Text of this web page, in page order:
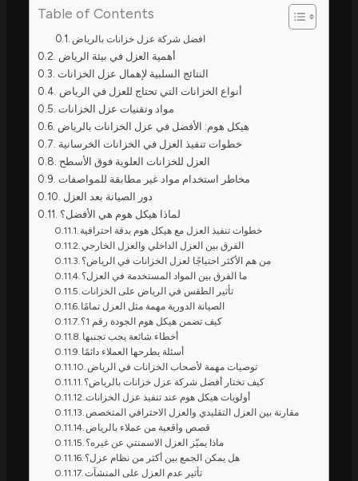
Table of Contents
افضل شركة عزل خزانات بالرياض
أهمية العزل في بيئة الرياض
النتائج السلبية لإهمال عزل الخزانات
أنواع الخزانات التي تحتاج للعزل في الرياض
مواد وتقنيات عزل الخزانات
هيكل هوم: الأفضل في عزل الخزانات بالرياض
خطوات تنفيذ العزل في الخزانات الخرسانية
العزل للخزانات العلوية فوق الأسطح
مخاطر استخدام مواد غير مطابقة للمواصفات
دور الصيانة بعد العزل
لماذا هيكل هوم هي الأفضل؟
خطوات تنفيذ العزل مع هيكل هوم بدقة احترافية
الفرق بين العزل الداخلي والعزل الخارجي
من هم الأكثر احتياجًا لعزل الخزانات في الرياض؟
ما الفرق بين المواد المستخدمة في العزل؟
تأثير الطقس في الرياض على الخزانات
الصيانة الدورية مهمة مثل العزل تمامًا
كيف تضمن هيكل هوم الجودة رقم 1؟
أخطاء شائعة يجب تجنبها
أسئلة يطرحها العملاء دائمًا
توصيات مهمة لأصحاب الخزانات في الرياض
كيف تختار أفضل شركة عزل خزانات بالرياض؟
أولويات هيكل هوم عند تنفيذ عزل الخزانات
مقارنة بين العزل التقليدي والعزل الاحترافي المتخصص
قصص واقعية من عملاء بالرياض
ماذا يميّز العزل الاسمنتي عن غيره؟
هل يمكن الجمع بين أكثر من نظام عزل؟
تأثير عدم العزل على المنشآت